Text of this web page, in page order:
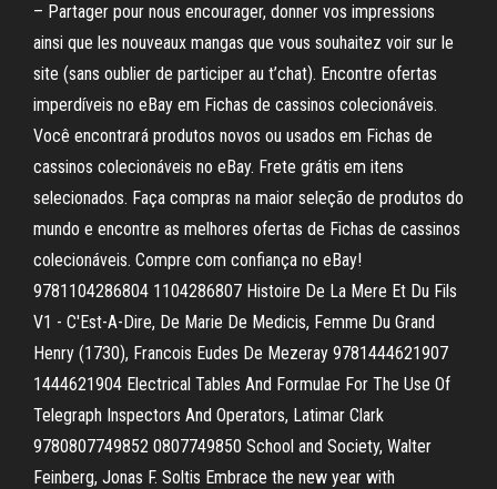
– Partager pour nous encourager, donner vos impressions
ainsi que les nouveaux mangas que vous souhaitez voir sur le
site (sans oublier de participer au t’chat). Encontre ofertas
imperdíveis no eBay em Fichas de cassinos colecionáveis.
Você encontrará produtos novos ou usados em Fichas de
cassinos colecionáveis no eBay. Frete grátis em itens
selecionados. Faça compras na maior seleção de produtos do
mundo e encontre as melhores ofertas de Fichas de cassinos
colecionáveis. Compre com confiança no eBay!
9781104286804 1104286807 Histoire De La Mere Et Du Fils
V1 - C'Est-A-Dire, De Marie De Medicis, Femme Du Grand
Henry (1730), Francois Eudes De Mezeray 9781444621907
1444621904 Electrical Tables And Formulae For The Use Of
Telegraph Inspectors And Operators, Latimar Clark
9780807749852 0807749850 School and Society, Walter
Feinberg, Jonas F. Soltis Embrace the new year with